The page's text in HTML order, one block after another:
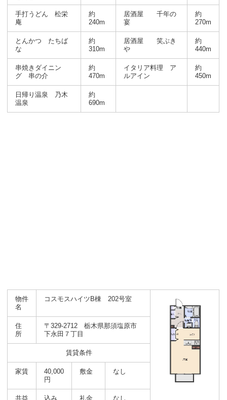
手打うどん 松栄
庵
約
240m
居酒屋 千年の
宴
約
270m
とんかつ たちば
な
約
310m
居酒屋 笑ぶき
や
約
440m
串焼きダイニン
グ 串の介
約
470m
イタリア料理 ア
ルアイン
約
450m
日帰り温泉 乃木
温泉
約
690m
物件
名
コスモスハイツB棟 202号室
住
所
〒329-2712 栃木県那須塩原市
下永田７丁目
賃貸条件
家賃
40,000
円
敷金 なし
共益
込み 礼金 なし